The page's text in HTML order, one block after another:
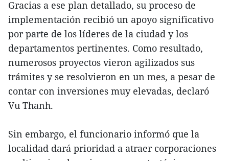
Gracias a ese plan detallado, su proceso de
implementación recibió un apoyo significativo
por parte de los líderes de la ciudad y los
departamentos pertinentes. Como resultado,
numerosos proyectos vieron agilizados sus
trámites y se resolvieron en un mes, a pesar de
contar con inversiones muy elevadas, declaró
Vu Thanh.
Sin embargo, el funcionario informó que la
localidad dará prioridad a atraer corporaciones